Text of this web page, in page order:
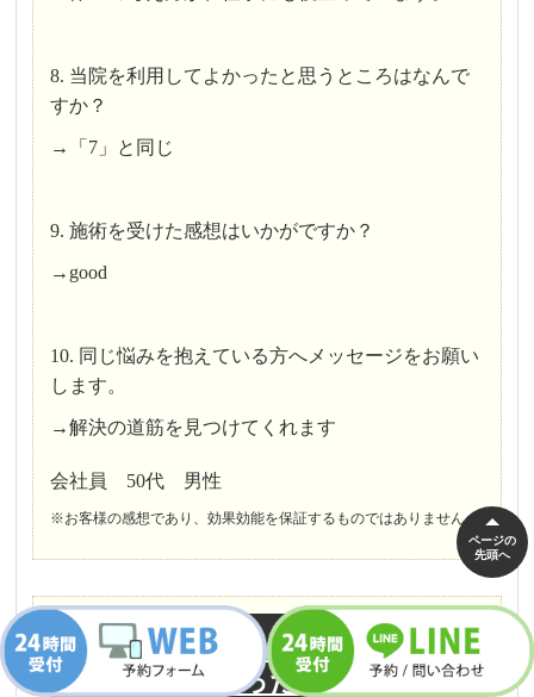
8. 当院を利用してよかったと思うところはなんで
すか？
→「7」と同じ
9. 施術を受けた感想はいかがですか？
→good
10. 同じ悩みを抱えている方へメッセージをお願い
します。
→解決の道筋を見つけてくれます
会社員 50代 男性
※お客様の感想であり、効果効能を保証するものではありません。
【腰痛】自分の生活について考
える機会になった
ページの
先頭へ